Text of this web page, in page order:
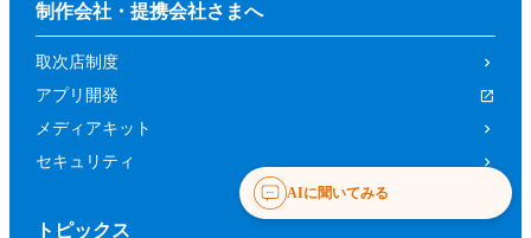
制作会社・提携会社さまへ
取次店制度
アプリ開発
メディアキット
セキュリティ
トピックス
AIに聞いてみる